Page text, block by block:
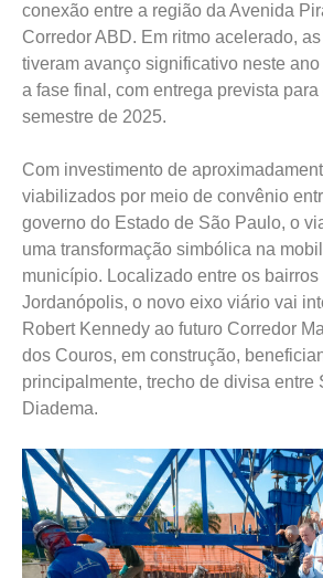
conexão entre a região da Avenida
Corredor ABD. Em ritmo acelerado,
tiveram avanço significativo neste
a fase final, com entrega prevista
semestre de 2025.
Com investimento de
viabilizados por meio de convênio
governo do Estado de São Paulo, o
uma transformação simbólica na
município. Localizado entre os bairros
Jordanópolis, o novo eixo viário vai
Robert Kennedy ao futuro Corredor
dos Couros, em construção,
principalmente, trecho de divisa entre
Diadema.